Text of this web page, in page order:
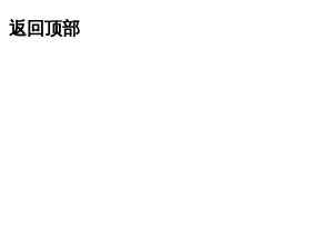
返回顶部